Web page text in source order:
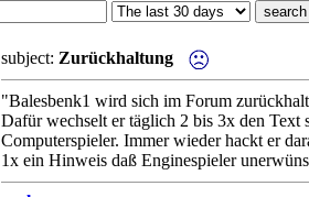
subject: Zurückhaltung
"Balesbenk1 wird sich im Forum
Dafür wechselt er täglich 2 bis 3x den
Computerspieler. Immer wieder hackt er
1x ein Hinweis daß Enginespieler